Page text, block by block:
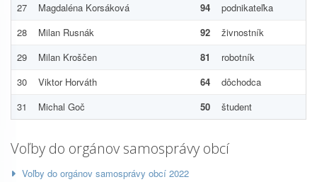
27
Magdaléna Korsáková 94
podnikateľka
28
Milan Rusnák 92
živnostník
29
Milan Kroščen 81
robotník
30
Viktor Horváth 64
dôchodca
31
Michal Goč 50 študent
Voľby do orgánov samosprávy obcí
Voľby do orgánov samosprávy obcí 2022